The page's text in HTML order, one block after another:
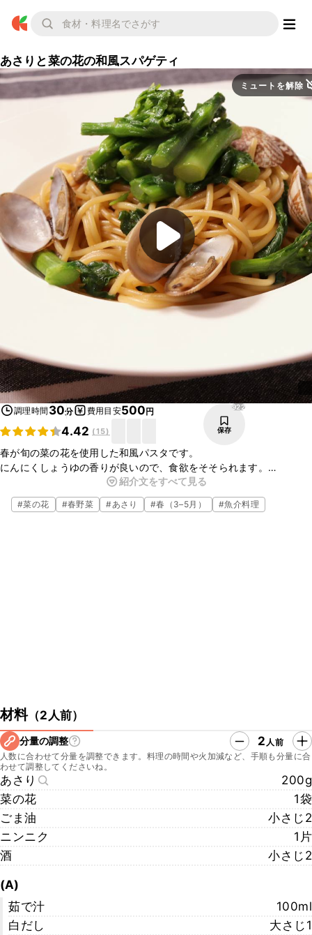
あさりと菜の花の和風スパゲティ
ミュートを解除
調理時間 30分 費用目安500円
4.42 (15)
922
保存
春が旬の菜の花を使用した和風パスタです。
にんにくしょうゆの香りが良いので、食欲をそそられます。
見た目も華やかなので、おもてなしレシピとしても喜ばれます。
とても簡単に作れるので、ぜひ試してみてくださいね。
紹介文をすべて見る
#菜の花 #春野菜 #あさり #春（3–5月） #魚介料理
材料（2人前）
分量の調整 2 人前
人数に合わせて分量を調整できます。料理の時間や火加減など、手順も分量に合
わせて調整してくださいね。
あさり
200g
菜の花
1袋
ごま油
小さじ2
ニンニク
1片
酒
小さじ2
(A)
茹で汁
100ml
白だし
大さじ1